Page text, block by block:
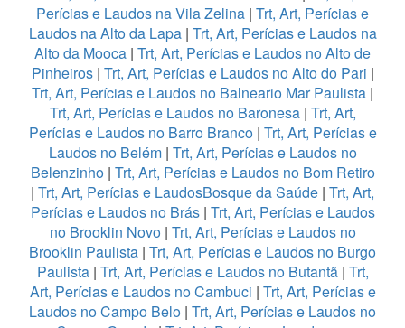
Perícias e Laudos na Vila Zelina | Trt, Art, Perícias e
Laudos na Alto da Lapa| Trt, Art, Perícias e Laudos na
Alto da Mooca | Trt, Art, Perícias e Laudos no Alto de
Pinheiros| Trt, Art, Perícias e Laudos no Alto do Pari |
Trt, Art, Perícias e Laudos no Balneario Mar Paulista |
Trt, Art, Perícias e Laudos no Baronesa| Trt, Art,
Perícias e Laudos no Barro Branco| Trt, Art, Perícias e
Laudos no Belém| Trt, Art, Perícias e Laudos no
Belenzinho| Trt, Art, Perícias e Laudos no Bom Retiro
| Trt, Art, Perícias e LaudosBosque da Saúde | Trt, Art,
Perícias e Laudos no Brás| Trt, Art, Perícias e Laudos
no Brooklin Novo| Trt, Art, Perícias e Laudos no
Brooklin Paulista | Trt, Art, Perícias e Laudos no Burgo
Paulista| Trt, Art, Perícias e Laudos no Butantã| Trt,
Art, Perícias e Laudos no Cambuci | Trt, Art, Perícias e
Laudos no Campo Belo | Trt, Art, Perícias e Laudos no